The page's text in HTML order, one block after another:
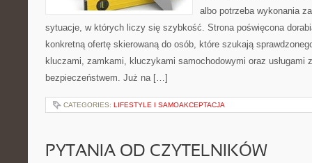
albo potrzeba wykonania
sytuacje, w których liczy się szybkość. Strona poświęcona
konkretną ofertę skierowaną do osób, które szukają
kluczami, zamkami, kluczykami samochodowymi oraz usługami
bezpieczeństwem. Już na […]
CATEGORIES: LIFESTYLE I SAMOAKCEPTACJA
PYTANIA OD CZYTELNIKÓW